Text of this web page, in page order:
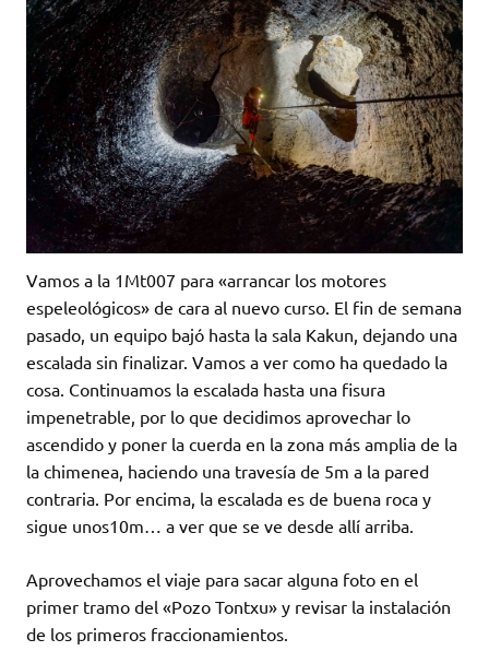
Vamos a la 1Mt007 para «arrancar los motores
espeleológicos» de cara al nuevo curso. El fin de semana
pasado, un equipo bajó hasta la sala Kakun, dejando una
escalada sin finalizar. Vamos a ver como ha quedado la
cosa. Continuamos la escalada hasta una fisura
impenetrable, por lo que decidimos aprovechar lo
ascendido y poner la cuerda en la zona más amplia de la
la chimenea, haciendo una travesía de 5m a la pared
contraria. Por encima, la escalada es de buena roca y
sigue unos10m… a ver que se ve desde allí arriba.
Aprovechamos el viaje para sacar alguna foto en el
primer tramo del «Pozo Tontxu» y revisar la instalación
de los primeros fraccionamientos.